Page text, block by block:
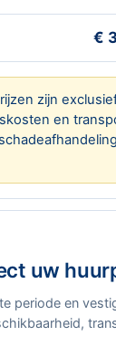
€
zijn
en
uw
periode en